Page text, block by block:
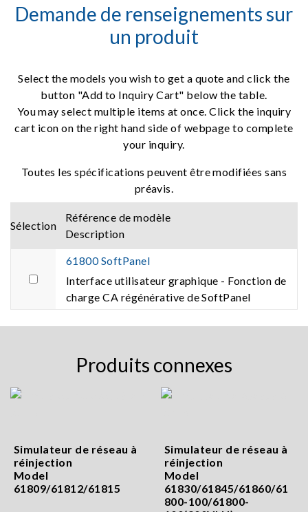
Demande de renseignements sur
un produit
Select the models you wish to get a quote and click the
button "Add to Inquiry Cart" below the table.
You may select multiple items at once. Click the inquiry
cart icon on the right hand side of webpage to complete
your inquiry.
Toutes les spécifications peuvent être modifiées sans
préavis.
Sélection
Référence de modèle
Description
61800 SoftPanel
Interface utilisateur graphique - Fonction de
charge CA régénérative de SoftPanel
Produits connexes
Simulateur de réseau à
réinjection
Model
61809/61812/61815
Simulateur de réseau à
réinjection
Model
61830/61845/61860/61
800-100/61800-